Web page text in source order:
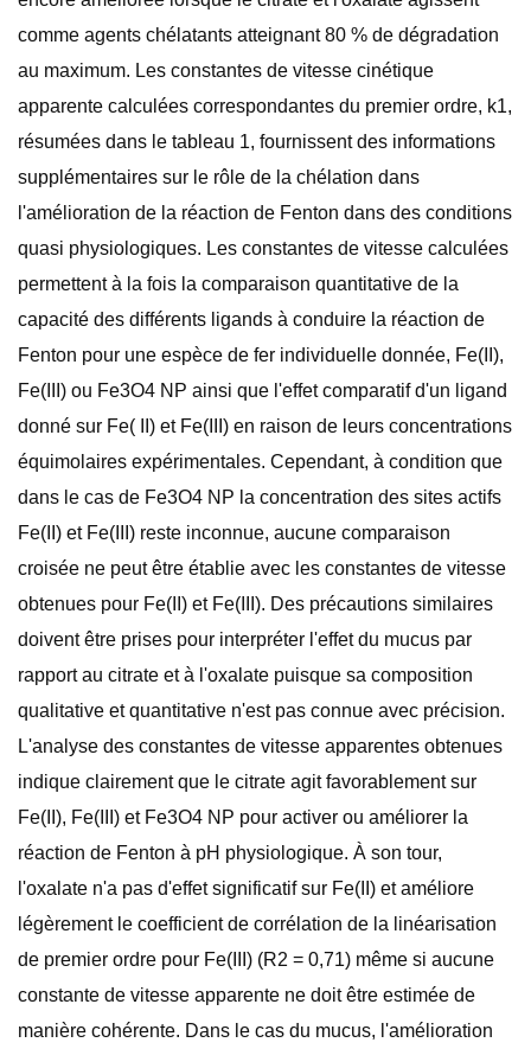
comme agents chélatants atteignant 80 % de dégradation
au maximum. Les constantes de vitesse cinétique
apparente calculées correspondantes du premier ordre, k1,
résumées dans le tableau 1, fournissent des informations
supplémentaires sur le rôle de la chélation dans
l'amélioration de la réaction de Fenton dans des conditions
quasi physiologiques. Les constantes de vitesse calculées
permettent à la fois la comparaison quantitative de la
capacité des différents ligands à conduire la réaction de
Fenton pour une espèce de fer individuelle donnée, Fe(II),
Fe(III) ou Fe3O4 NP ainsi que l'effet comparatif d'un ligand
donné sur Fe( II) et Fe(III) en raison de leurs concentrations
équimolaires expérimentales. Cependant, à condition que
dans le cas de Fe3O4 NP la concentration des sites actifs
Fe(II) et Fe(III) reste inconnue, aucune comparaison
croisée ne peut être établie avec les constantes de vitesse
obtenues pour Fe(II) et Fe(III). Des précautions similaires
doivent être prises pour interpréter l'effet du mucus par
rapport au citrate et à l'oxalate puisque sa composition
qualitative et quantitative n'est pas connue avec précision.
L'analyse des constantes de vitesse apparentes obtenues
indique clairement que le citrate agit favorablement sur
Fe(II), Fe(III) et Fe3O4 NP pour activer ou améliorer la
réaction de Fenton à pH physiologique. À son tour,
l'oxalate n'a pas d'effet significatif sur Fe(II) et améliore
légèrement le coefficient de corrélation de la linéarisation
de premier ordre pour Fe(III) (R2 = 0,71) même si aucune
constante de vitesse apparente ne doit être estimée de
manière cohérente. Dans le cas du mucus, l'amélioration